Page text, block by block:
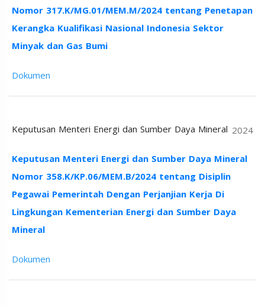
Nomor 317.K/MG.01/MEM.M/2024 tentang Penetapan
Kerangka Kualifikasi Nasional Indonesia Sektor
Minyak dan Gas Bumi
Dokumen
Keputusan Menteri Energi dan Sumber Daya Mineral 2024
Keputusan Menteri Energi dan Sumber Daya Mineral
Nomor 358.K/KP.06/MEM.B/2024 tentang Disiplin
Pegawai Pemerintah Dengan Perjanjian Kerja Di
Lingkungan Kementerian Energi dan Sumber Daya
Mineral
Dokumen